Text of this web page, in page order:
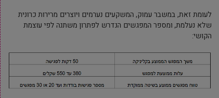
לעומת זאת, במשבר עמוק, המשקעים נערמים ויוצרים מרירות כרונית
שלא נעלמת, ומספר המפגשים הנדרש לפתרון משתנה לפי עוצמת
הקושי: